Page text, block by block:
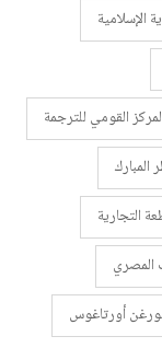
الإسلامية
القومي للترجمة
المبارك
التجارية
المصري
أورتاغوس